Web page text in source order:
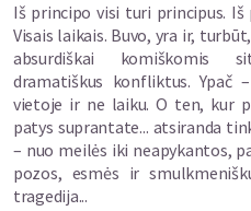
Iš principo visi turi principus.
Visais laikais. Buvo, yra ir,
absurdiškai komiškomis
dramatiškus konfliktus. Ypač
vietoje ir ne laiku. O ten, kur
patys suprantate... atsiranda
– nuo meilės iki neapykantos,
pozos, esmės ir
tragedija...